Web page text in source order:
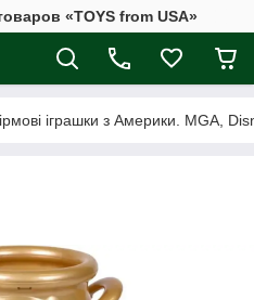
«TOYS from USA»
іграшки з Америки. MGA,